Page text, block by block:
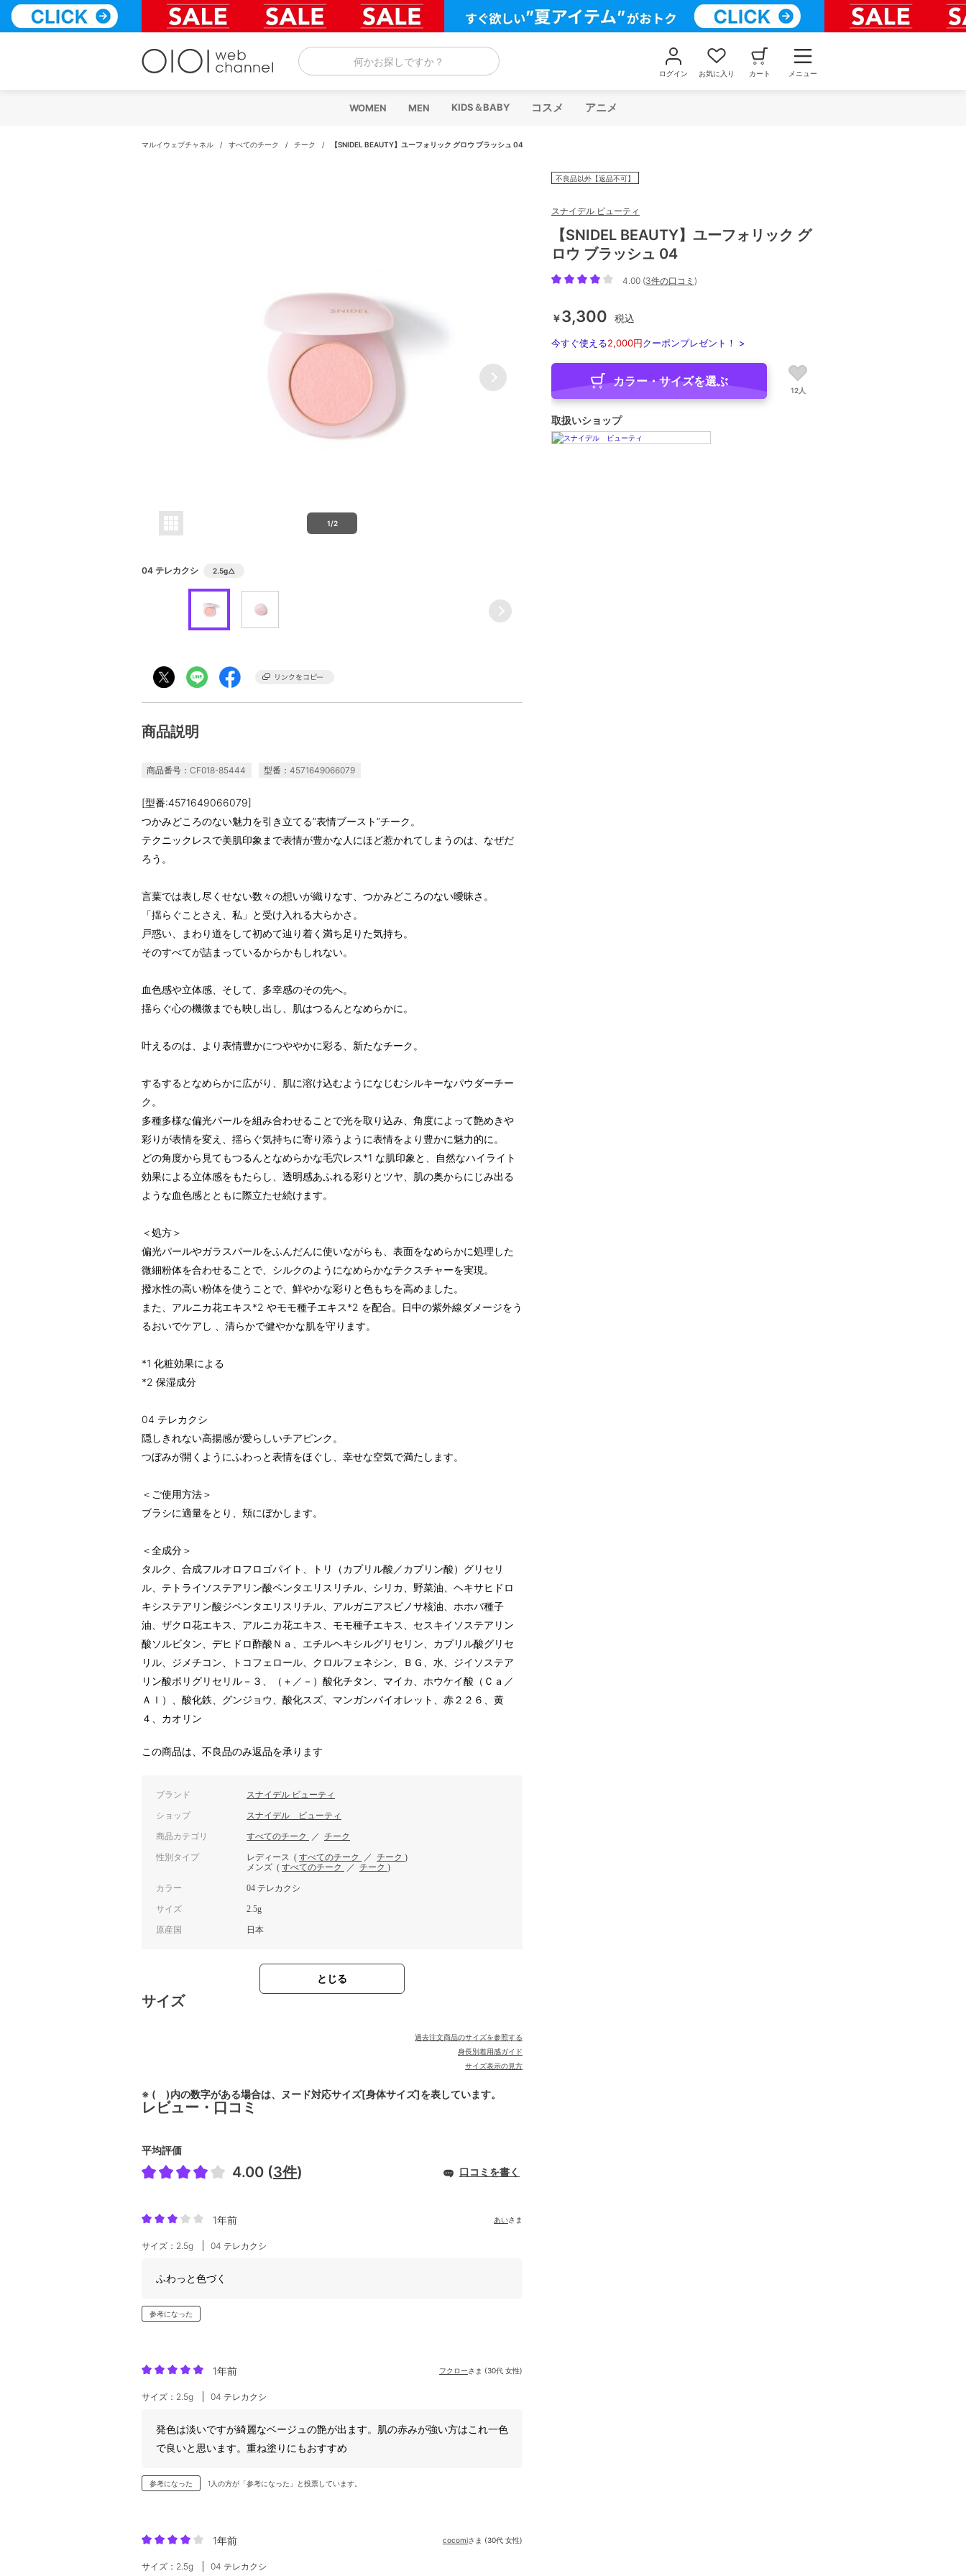
テ
何かお探しですか？
ログイン お気に入り カート メニュー
WOMEN MEN KIDS＆BABY コスメ アニメ
マルイウェブチャネル / すべてのチーク / チーク / 【SNIDEL BEAUTY】ユーフォリック グロウ ブラッシュ 04
1/2
04 テレカクシ 2.5g△
商品説明
商品番号：CF018-85444 型番：4571649066079
[型番:4571649066079]
つかみどころのない魅力を引き立てる”表情ブースト”チーク。
テクニックレスで美肌印象まで表情が豊かな人にほど惹かれてしまうのは、なぜだ
ろう。
言葉では表し尽くせない数々の想いが織りなす、つかみどころのない曖昧さ。
「揺らぐことさえ、私」と受け入れる大らかさ。
戸惑い、まわり道をして初めて辿り着く満ち足りた気持ち。
そのすべてが詰まっているからかもしれない。
血色感や立体感、そして、多幸感のその先へ。
揺らぐ心の機微までも映し出し、肌はつるんとなめらかに。
叶えるのは、より表情豊かにつややかに彩る、新たなチーク。
するするとなめらかに広がり、肌に溶け込むようになじむシルキーなパウダーチー
ク。
多種多様な偏光パールを組み合わせることで光を取り込み、角度によって艶めきや
彩りが表情を変え、揺らぐ気持ちに寄り添うように表情をより豊かに魅力的に。
どの角度から見てもつるんとなめらかな毛穴レス*1 な肌印象と、自然なハイライト
効果による立体感をもたらし、透明感あふれる彩りとツヤ、肌の奥からにじみ出る
ような血色感とともに際立たせ続けます。
＜処方＞
偏光パールやガラスパールをふんだんに使いながらも、表面をなめらかに処理した
微細粉体を合わせることで、シルクのようになめらかなテクスチャーを実現。
撥水性の高い粉体を使うことで、鮮やかな彩りと色もちを高めました。
また、アルニカ花エキス*2 やモモ種子エキス*2 を配合。日中の紫外線ダメージをう
るおいでケアし 、清らかで健やかな肌を守ります。
*1 化粧効果による
*2 保湿成分
04 テレカクシ
隠しきれない高揚感が愛らしいチアピンク。
つぼみが開くようにふわっと表情をほぐし、幸せな空気で満たします。
＜ご使用方法＞
ブラシに適量をとり、頬にぼかします。
＜全成分＞
タルク、合成フルオロフロゴパイト、トリ（カプリル酸／カプリン酸）グリセリ
ル、テトライソステアリン酸ペンタエリスリチル、シリカ、野菜油、ヘキサヒドロ
キシステアリン酸ジペンタエリスリチル、アルガニアスピノサ核油、ホホバ種子
油、ザクロ花エキス、アルニカ花エキス、モモ種子エキス、セスキイソステアリン
酸ソルビタン、デヒドロ酢酸Ｎａ、エチルヘキシルグリセリン、カプリル酸グリセ
リル、ジメチコン、トコフェロール、クロルフェネシン、ＢＧ、水、ジイソステア
リン酸ポリグリセリル－３、（＋／－）酸化チタン、マイカ、ホウケイ酸（Ｃａ／
Ａｌ）、酸化鉄、グンジョウ、酸化スズ、マンガンバイオレット、赤２２６、黄
４、カオリン
この商品は、不良品のみ返品を承ります
ブランド スナイデル ビューティ
ショップ スナイデル ビューティ
商品カテゴリ すべてのチーク ／ チーク
性別タイプ レディース ( すべてのチーク ／ チーク )
メンズ ( すべてのチーク ／ チーク )
カラー 04 テレカクシ
サイズ 2.5g
原産国 日本
とじる
サイズ
過去注文商品のサイズを参照する
身長別着用感ガイド
サイズ表示の見方
※ ( )内の数字がある場合は、ヌード対応サイズ[身体サイズ]を表しています。
レビュー・口コミ
平均評価
4.00 (3件) 口コミを書く
1年前 あいさま
サイズ：2.5g 04 テレカクシ
ふわっと色づく
参考になった
1年前 フクローさま (30代 女性)
サイズ：2.5g 04 テレカクシ
発色は淡いですが綺麗なベージュの艶が出ます。肌の赤みが強い方はこれ一色
で良いと思います。重ね塗りにもおすすめ
参考になった 1人の方が「参考になった」と投票しています。
1年前 cocomiさま (30代 女性)
サイズ：2.5g 04 テレカクシ
不良品以外【返品不可】
スナイデル ビューティ
【SNIDEL BEAUTY】ユーフォリック グ
ロウ ブラッシュ 04
4.00 (3件の口コミ )
￥3,300 税込
今すぐ使える2,000円クーポンプレゼント！ >
カラー・サイズを選ぶ
12人
取扱いショップ